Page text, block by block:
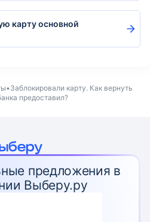
карту основной
Заблокировали карту. Как вернуть
предоставил?
предложения в
Выберу.ру